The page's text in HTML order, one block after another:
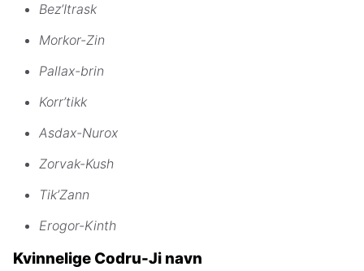
Bez’Itrask
Morkor-Zin
Pallax-brin
Korr’tikk
Asdax-Nurox
Zorvak-Kush
Tik’Zann
Erogor-Kinth
Kvinnelige Codru-Ji navn